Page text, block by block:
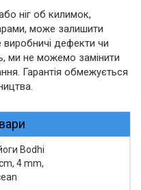
ніг об килимок,
може залишити
виробничі дефекти чи
ми не можемо замінити
Гарантія обмежується